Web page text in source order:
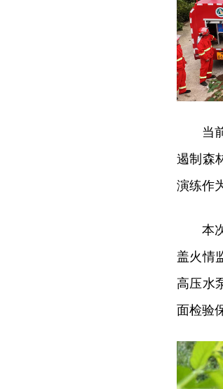
当
遏制森
演练作
本
盖火情
高压水
面检验